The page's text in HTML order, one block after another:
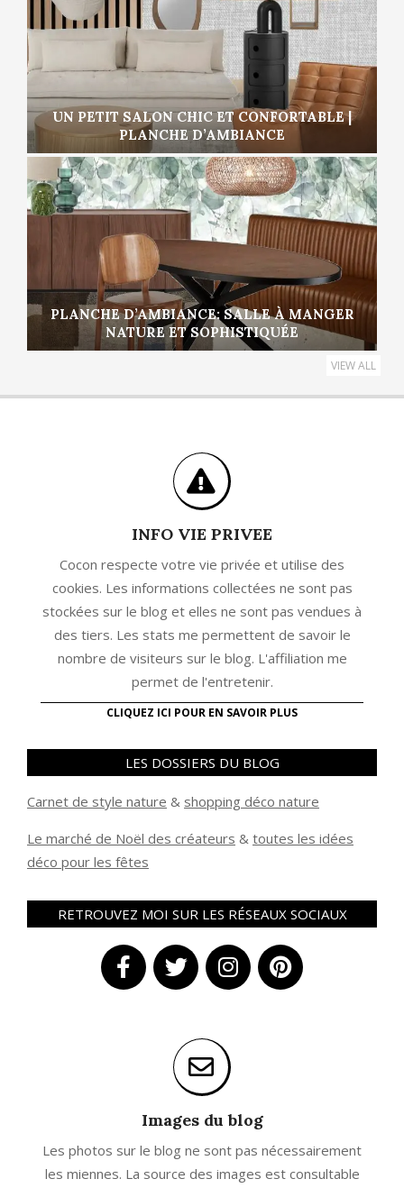
UN PETIT SALON CHIC ET CONFORTABLE |
PLANCHE D’AMBIANCE
PLANCHE D’AMBIANCE: SALLE À MANGER
NATURE ET SOPHISTIQUÉE
VIEW ALL
INFO VIE PRIVEE
Cocon respecte votre vie privée et utilise des
cookies. Les informations collectées ne sont pas
stockées sur le blog et elles ne sont pas vendues à
des tiers. Les stats me permettent de savoir le
nombre de visiteurs sur le blog. L'affiliation me
permet de l'entretenir.
CLIQUEZ ICI POUR EN SAVOIR PLUS
LES DOSSIERS DU BLOG
Carnet de style nature & shopping déco nature
Le marché de Noël des créateurs & toutes les idées
déco pour les fêtes
RETROUVEZ MOI SUR LES RÉSEAUX SOCIAUX
Images du blog
Les photos sur le blog ne sont pas nécessairement
les miennes. La source des images est consultable